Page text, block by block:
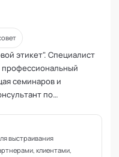
этикет". Специалист
профессиональный
семинаров и
по
встреч и мероприятий.
(АСпЭ). Член
"Современный
выстраивания
клиентами,